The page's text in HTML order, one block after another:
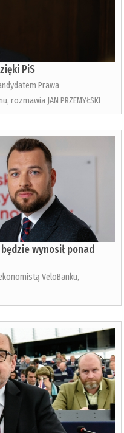
PiS
Prawa
rozmawia JAN PRZEMYŁSKI
wynosił ponad
ekonomistą VeloBanku,